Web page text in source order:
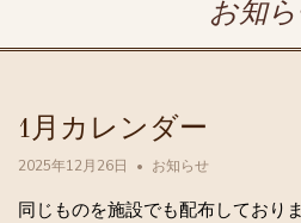
お知
1月カレンダー
2025年12月26日 お知らせ
同じものを施設でも配布しており